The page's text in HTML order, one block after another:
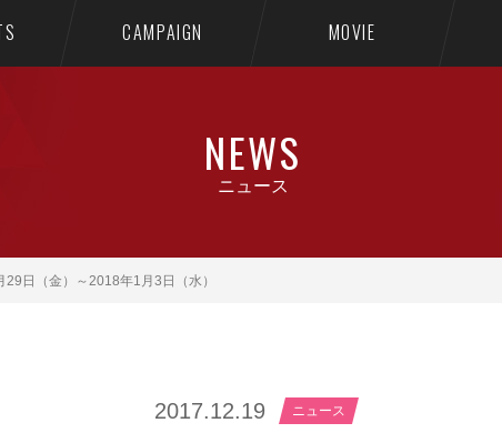
CAMPAIGN MOVIE
NEWS
ニュース
日（金）～2018年1月3日（水）
2017.12.19 ニュース